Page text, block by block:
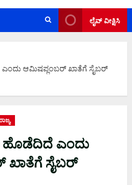
ಲೈವ್ ವೀಕ್ಷಿಸಿ
ಆಮಿಷಪ್ಲಂಬರ್‌ ಖಾತೆಗೆ ಸೈಬರ್‌
ಹೊಡೆದಿದೆ ಎಂದು
ಸೈಬರ್‌